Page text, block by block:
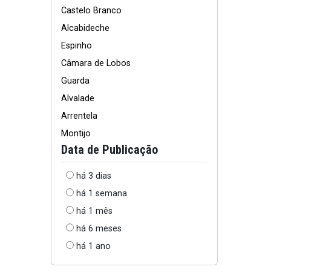
Castelo Branco
Alcabideche
Espinho
Câmara de Lobos
Guarda
Alvalade
Arrentela
Montijo
Data de Publicação
há 3 dias
há 1 semana
há 1 mês
há 6 meses
há 1 ano